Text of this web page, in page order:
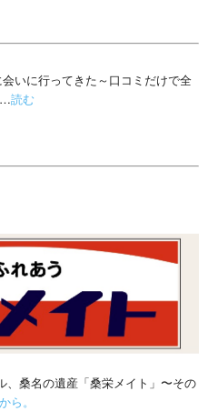
いに行ってきた～口コミだけで全
…読む
、桑名の遺産「桑栄メイト」〜その
ら。